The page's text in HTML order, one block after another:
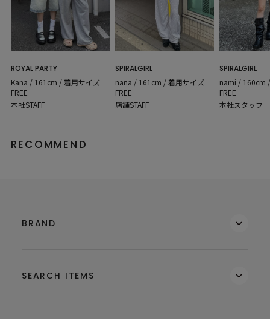
ROYAL PARTY
Kana / 161cm / 着用サイズ
FREE
本社STAFF
SPIRALGIRL
nana / 161cm / 着用サイズ
FREE
店舗STAFF
SPIRALGIRL
nami / 160cm
FREE
本社スタッフ
RECOMMEND
BRAND
SEARCH ITEMS